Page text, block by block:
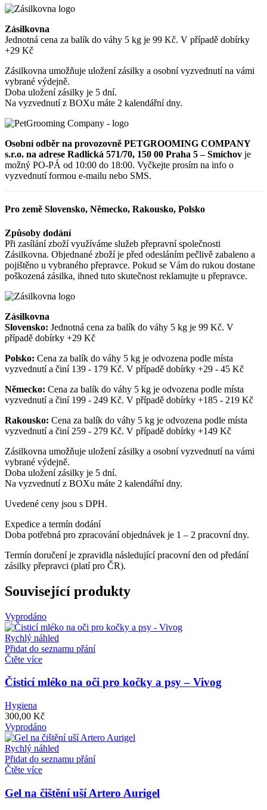
Zásilkovna
Jednotná cena za balík do váhy 5 kg je 99 Kč. V případě dobírky
+29 Kč
Zásilkovna umožňuje uložení zásilky a osobní vyzvednutí na vámi
vybrané výdejně.
Doba uložení zásilky je 5 dní.
Na vyzvednutí z BOXu máte 2 kalendářní dny.
Osobní odběr na provozovně PETGROOMING COMPANY
s.r.o. na adrese Radlická 571/70, 150 00 Praha 5 – Smíchov je
možný PO-PÁ od 10:00 do 18:00. Vyčkejte prosím na info o
vyzvednutí formou e-mailu nebo SMS.
Pro země Slovensko, Německo, Rakousko, Polsko
Způsoby dodání
Při zasílání zboží využíváme služeb přepravní společnosti
Zásilkovna. Objednané zboží je před odesláním pečlivě zabaleno a
pojištěno u vybraného přepravce. Pokud se Vám do rukou dostane
poškozená zásilka, ihned tuto skutečnost reklamujte u přepravce.
Zásilkovna
Slovensko: Jednotná cena za balík do váhy 5 kg je 99 Kč. V
případě dobírky +29 Kč
Polsko: Cena za balík do váhy 5 kg je odvozena podle místa
vyzvednutí a činí 139 - 179 Kč. V případě dobírky +29 - 45 Kč
Německo: Cena za balík do váhy 5 kg je odvozena podle místa
vyzvednutí a činí 199 - 249 Kč. V případě dobírky +185 - 219 Kč
Rakousko: Cena za balík do váhy 5 kg je odvozena podle místa
vyzvednutí a činí 259 - 279 Kč. V případě dobírky +149 Kč
Zásilkovna umožňuje uložení zásilky a osobní vyzvednutí na vámi
vybrané výdejně.
Doba uložení zásilky je 5 dní.
Na vyzvednutí z BOXu máte 2 kalendářní dny.
Uvedené ceny jsou s DPH.
Expedice a termín dodání
Doba potřebná pro zpracování objednávek je 1 – 2 pracovní dny.
Termín doručení je zpravidla následující pracovní den od předání
zásilky přepravci (platí pro ČR).
Související produkty
Vyprodáno
Rychlý náhled
Přidat do seznamu přání
Čtěte více
Čisticí mléko na oči pro kočky a psy – Vivog
Hygiena
300,00 Kč
Vyprodáno
Rychlý náhled
Přidat do seznamu přání
Čtěte více
Gel na čištění uší Artero Aurigel